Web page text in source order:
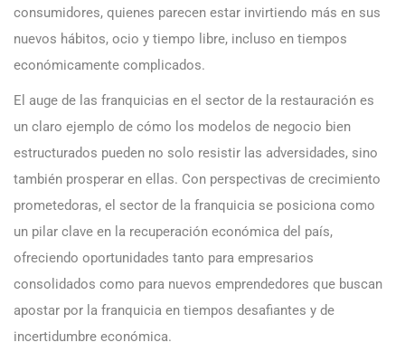
consumidores, quienes parecen estar invirtiendo más en sus
nuevos hábitos, ocio y tiempo libre, incluso en tiempos
económicamente complicados.
El auge de las franquicias en el sector de la restauración es
un claro ejemplo de cómo los modelos de negocio bien
estructurados pueden no solo resistir las adversidades, sino
también prosperar en ellas. Con perspectivas de crecimiento
prometedoras, el sector de la franquicia se posiciona como
un pilar clave en la recuperación económica del país,
ofreciendo oportunidades tanto para empresarios
consolidados como para nuevos emprendedores que buscan
apostar por la franquicia en tiempos desafiantes y de
incertidumbre económica.